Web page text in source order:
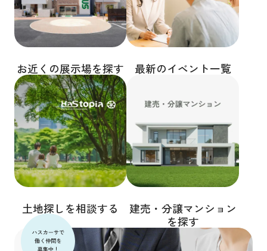
お近くの展示場を探す 最新のイベント一覧
土地探しを相談する
建売・分譲マンション
を探す